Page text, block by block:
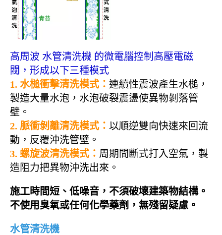
高周波 水管清洗機 的微電腦控制高壓電磁
閥，形成以下三種模式
1. 水槌衝擊清洗模式： 連續性震波產生水槌，
製造大量水泡，水泡破裂震盪使異物剝落管
壁。
2. 脈衝剝離清洗模式： 以順逆雙向快速來回流
動，反覆沖洗管壁 。
3. 螺旋波清洗模式： 周期間斷式打入空氣，製
造阻力把異物沖洗出來 。
施工時間短、低噪音，不須破壞建築物結構。
不使用臭氧或任何化學藥劑，無殘留疑慮。
水管清洗機